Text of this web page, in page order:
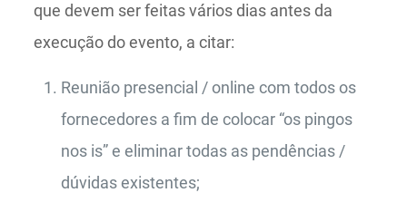
que devem ser feitas vários dias antes da
execução do evento, a citar:
Reunião presencial / online com todos os
fornecedores a fim de colocar “os pingos
nos is” e eliminar todas as pendências /
dúvidas existentes;